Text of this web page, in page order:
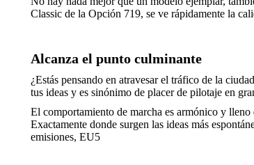
Classic de la Opción 719, se ve rápidamente la
Alcanza el punto culminante
¿Estás pensando en atravesar el tráfico de la
tus ideas y es sinónimo de placer de pilotaje en
El comportamiento de marcha es armónico y
Exactamente donde surgen las ideas más
emisiones, EU5